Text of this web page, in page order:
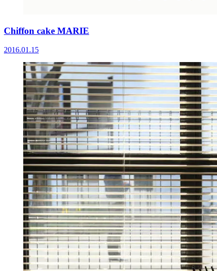
Chiffon cake MARIE
2016.01.15